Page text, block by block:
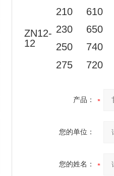
ZN12-
12
210
610
230
650
250
740
275
720
产品：
您的单位：
您的姓名：